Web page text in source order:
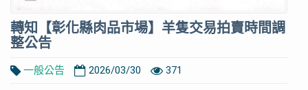
轉知【彰化縣肉品市場】羊隻交易拍賣時間調
整公告
一般公告 2026/03/30 371